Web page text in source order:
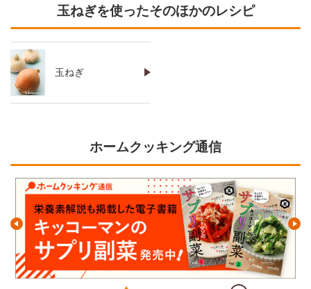
玉ねぎを使ったそのほかのレシピ
玉ねぎ
ホームクッキング通信